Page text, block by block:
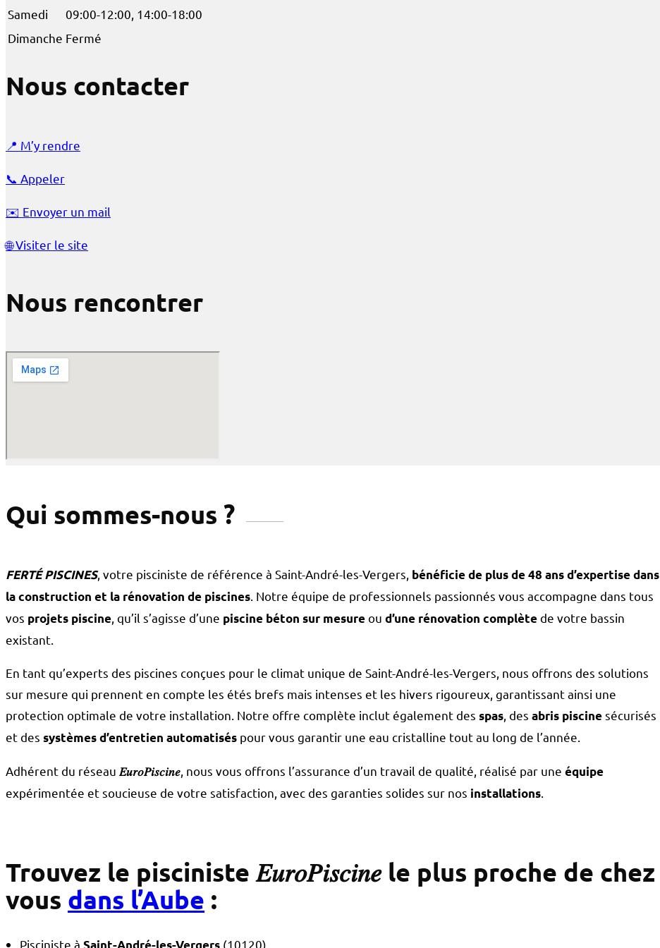
Samedi
09:00-12:00, 14:00-18:00
Dimanche Fermé
Nous contacter
📍 M’y rendre
📞 Appeler
✉️ Envoyer un mail
🌐Visiter le site
Nous rencontrer
Qui sommes-nous ?
FERTÉ PISCINES, votre pisciniste de référence à Saint-André-les-Vergers, bénéficie de plus de 48 ans d’expertise dans
la construction et la rénovation de piscines . Notre équipe de professionnels passionnés vous accompagne dans tous
vos projets piscine , qu’il s’agisse d’une piscine béton sur mesureou d’une rénovation complètede votre bassin
existant.
En tant qu’experts des piscines conçues pour le climat unique de Saint-André-les-Vergers, nous offrons des solutions
sur mesure qui prennent en compte les étés brefs mais intenses et les hivers rigoureux, garantissant ainsi une
protection optimale de votre installation. Notre offre complète inclut également des spas , des abris piscinesécurisés
et des systèmes d’entretien automatisés pour vous garantir une eau cristalline tout au long de l’année.
Adhérent du réseau 𝐸𝑢𝑟𝑜𝑃𝑖𝑠𝑐𝑖𝑛𝑒 , nous vous offrons l’assurance d’un travail de qualité, réalisé par une équipe
expérimentée et soucieuse de votre satisfaction, avec des garanties solides sur nos installations
Trouvez le pisciniste 𝐸𝑢𝑟𝑜𝑃𝑖𝑠𝑐𝑖𝑛𝑒 le plus proche de chez
vous dans l’Aube :
Pisciniste à (10120)